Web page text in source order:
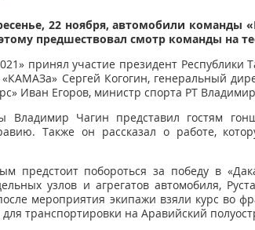
22 ноября, автомобили команды
предшествовал смотр команды на
принял участие президент Республики
Сергей Когогин, генеральный
Иван Егоров, министр спорта РТ
Владимир Чагин представил гостям
Также он рассказал о работе,
предстоит побороться за победу в
узлов и агрегатов автомобиля,
мероприятия экипажи взяли курс во
транспортировки на Аравийский